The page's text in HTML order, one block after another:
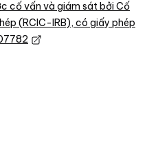
cố vấn và giám sát bởi Cố
(RCIC-IRB), có giấy phép